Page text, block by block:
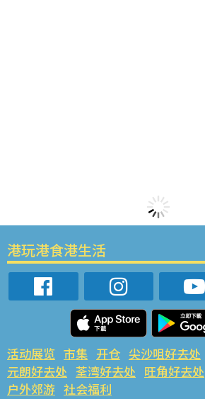
港玩港食港生活
活动展览 市集 开仓 尖沙咀好去处
元朗好去处 荃湾好去处 旺角好去处
户外郊游 社会福利